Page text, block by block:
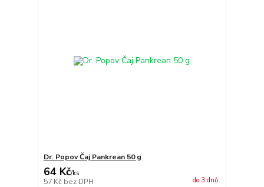
Dr. Popov Čaj Pankrean 50 g
64 Kč/ks
57 Kč bez DPH do 3 dnů